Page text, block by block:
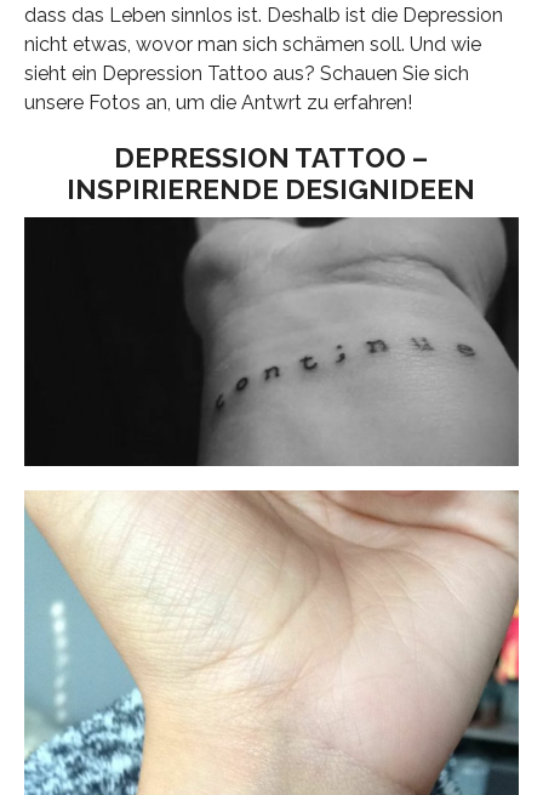
dass das Leben sinnlos ist. Deshalb ist die Depression
nicht etwas, wovor man sich schämen soll. Und wie
sieht ein Depression Tattoo aus? Schauen Sie sich
unsere Fotos an, um die Antwrt zu erfahren!
DEPRESSION TATTOO –
INSPIRIERENDE DESIGNIDEEN